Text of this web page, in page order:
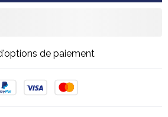
de paiement